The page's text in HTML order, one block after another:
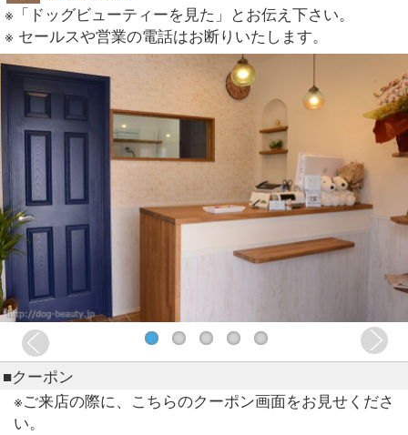
※「ドッグビューティーを見た」とお伝え下さい。
※ セールスや営業の電話はお断りいたします。
■クーポン
※ご来店の際に、こちらのクーポン画面をお見せくださ
い。